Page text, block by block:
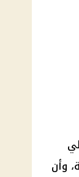
وأن